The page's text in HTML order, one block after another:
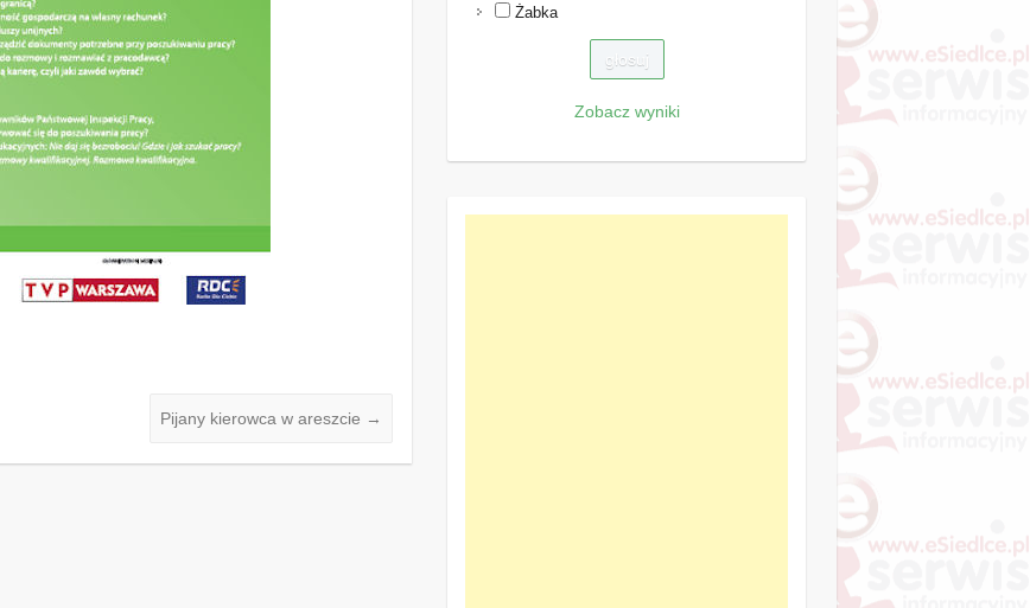
Pijany kierowca w areszcie →
Żabka
Zobacz wyniki